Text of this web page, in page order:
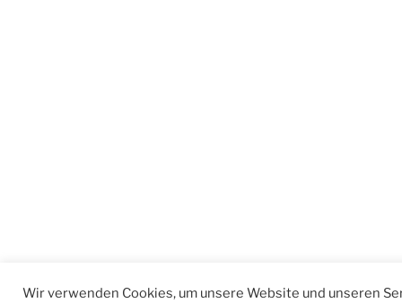
Wir verwenden Cookies, um unsere Website und unseren